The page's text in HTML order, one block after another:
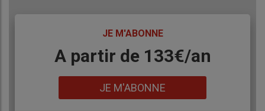
JE M'ABONNE
BodyA partir de 133€/an
JE M'ABONNE